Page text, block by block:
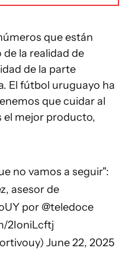
que están
de la realidad de
de la parte
El fútbol uruguayo ha
que cuidar al
el mejor producto,
no vamos a seguir":
asesor de
por @teledoce
2IoniLcftj
June 22, 2025